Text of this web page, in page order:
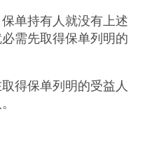
单持有人就没有上述
需先取得保单列明的
得保单列明的受益人